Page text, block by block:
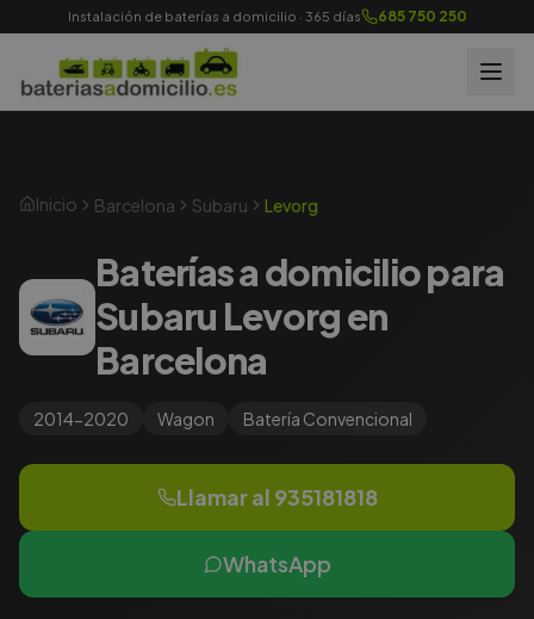
Instalación de baterías a domicilio · 365 días 685 750 250
Inicio Barcelona Subaru Levorg
Baterías a domicilio para
Subaru Levorg en
Barcelona
2014-2020 Wagon Batería Convencional
Llamar al 935181818
WhatsApp